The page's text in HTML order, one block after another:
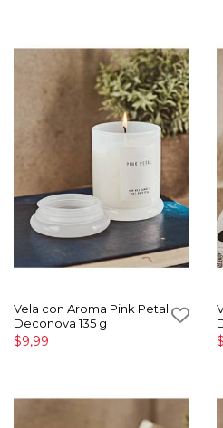
Vela con Aroma Pink Petal
Deconova 135 g
$9,99